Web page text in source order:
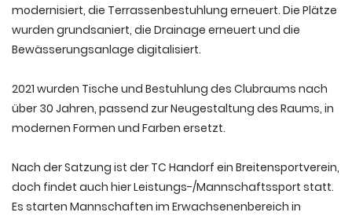
modernisiert, die Terrassenbestuhlung erneuert. Die Plätze
wurden grundsaniert, die Drainage erneuert und die
Bewässerungsanlage digitalisiert.
2021 wurden Tische und Bestuhlung des Clubraums nach
über 30 Jahren, passend zur Neugestaltung des Raums, in
modernen Formen und Farben ersetzt.
Nach der Satzung ist der TC Handorf ein Breitensportverein,
doch findet auch hier Leistungs-/Mannschaftssport statt.
Es starten Mannschaften im Erwachsenenbereich in